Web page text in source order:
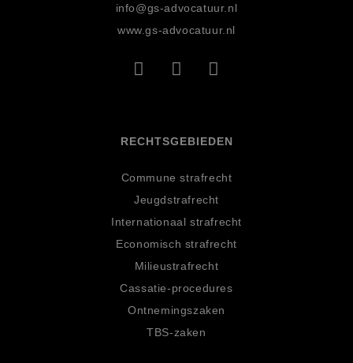
info@gs-advocatuur.nl
www.gs-advocatuur.nl
RECHTSGEBIEDEN
Commune strafrecht
Jeugdstrafrecht
Internationaal strafrecht
Economisch strafrecht
Milieustrafrecht
Cassatie-procedures
Ontnemingszaken
TBS-zaken